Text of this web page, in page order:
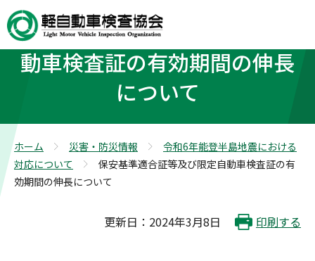
保安基準適合証等及び限定自
動車検査証の有効期間の伸長
について
ホーム 災害・防災情報
令和6年能登半島地震における
対応について
保安基準適合証等及び限定自動車検査証の有
効期間の伸長について
更新日：2024年3月8日 印刷する